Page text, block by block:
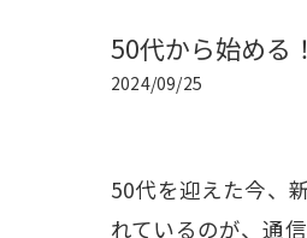
50代から始める
2024/09/25
50代を迎えた今、
れているのが、通